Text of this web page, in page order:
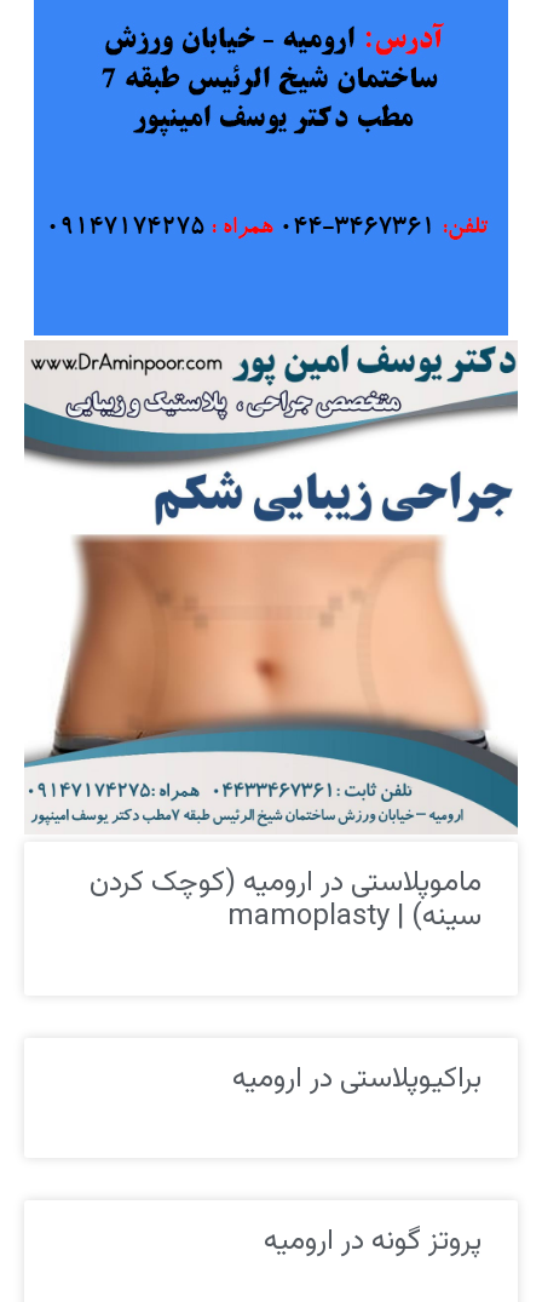
ماموپلاستی در ارومیه (کوچک کردن
سینه) | mamoplasty
براکیوپلاستی در ارومیه
پروتز گونه در ارومیه